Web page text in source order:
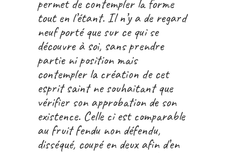
permet de contempler la forme
tout en l’étant. Il n’y a de regard
neuf porté que sur ce qui se
découvre à soi, sans prendre
partie ni position mais
contempler la création de cet
esprit saint ne souhaitant que
vérifier son approbation de son
existence. Celle ci est comparable
au fruit fendu non défendu,
disséqué, coupé en deux afin d’en